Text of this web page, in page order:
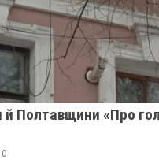
Полтавщини «Про
0